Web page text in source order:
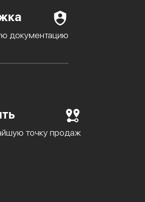
документацию
точку продаж